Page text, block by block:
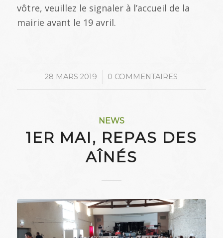
vôtre, veuillez le signaler à l’accueil de la
mairie avant le 19 avril.
28 MARS 2019
/ 0 COMMENTAIRES
NEWS
1ER MAI, REPAS DES
AÎNÉS